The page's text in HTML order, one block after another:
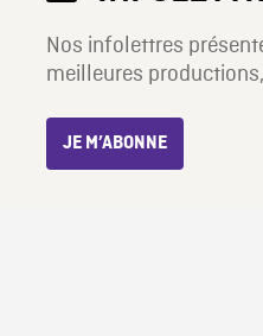
Nos infolettres
meilleures
JE M’ABONNE